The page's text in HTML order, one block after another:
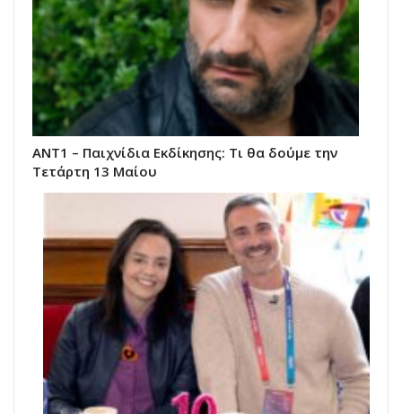
ΑΝΤ1 – Παιχνίδια Εκδίκησης: Τι θα δούμε την
Τετάρτη 13 Μαίου